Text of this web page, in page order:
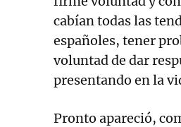
cabían todas las
españoles, tener
voluntad de dar
presentando en la
Pronto apareció,